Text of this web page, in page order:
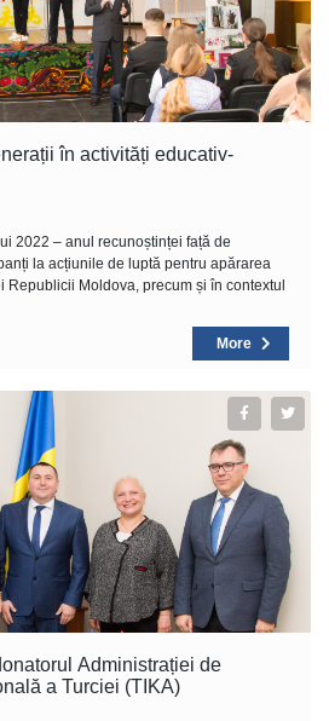
în activități educativ-
2022 – anul recunoștinței față de
la acțiunile de luptă pentru apărarea
Moldova, precum și în contextul
More
Administrației de
Cooperare Internațională a Turciei (TIKA)